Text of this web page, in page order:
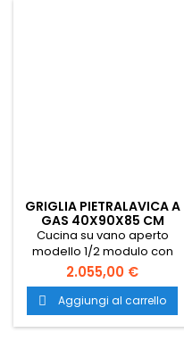
GRIGLIA PIETRALAVICA A
GAS 40X90X85 CM
Cucina su vano aperto
modello 1/2 modulo con
funzionamento a gas.
Griglia/piano cottura in
acciaio inox con dimensioni
: 40x90x85 cm. Trasporto
gratuito in tutta Italia.
2.055,00 €
 Aggiungi al carrello